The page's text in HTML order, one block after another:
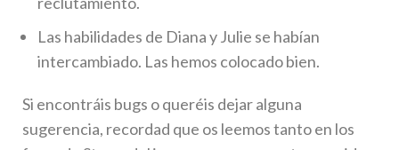
Las habilidades de Diana y Julie se habían
intercambiado. Las hemos colocado bien.
Si encontráis bugs o queréis dejar alguna
sugerencia, recordad que os leemos tanto en los